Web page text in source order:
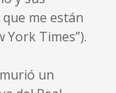
me están
York Times”).
un